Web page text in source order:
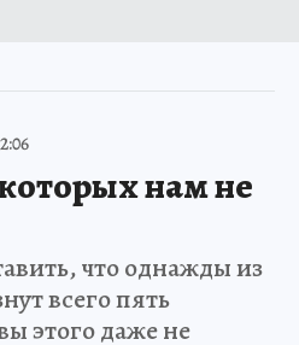
нам не
что однажды из
всего пять
этого даже не